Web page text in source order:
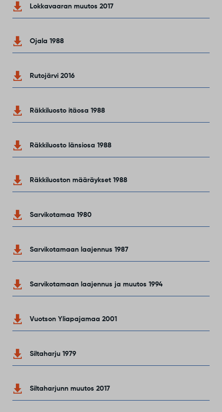
Lokkavaaran muutos 2017
Ojala 1988
Rutojärvi 2016
Räkkiluosto itäosa 1988
Räkkiluosto länsiosa 1988
Räkkiluoston määräykset 1988
Sarvikotamaa 1980
Sarvikotamaan laajennus 1987
Sarvikotamaan laajennus ja muutos 1994
Vuotson Yliapajamaa 2001
Siltaharju 1979
Siltaharjunn muutos 2017